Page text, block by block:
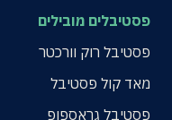
פסטיבלים מובילים
פסטיבל רוק וורכטר
מאד קול פסטיבל
פסטיבל גראספופ